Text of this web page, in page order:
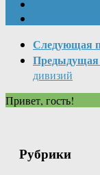
Следующая
Предыдущая
дивизий
Привет, гость!
Рубрики